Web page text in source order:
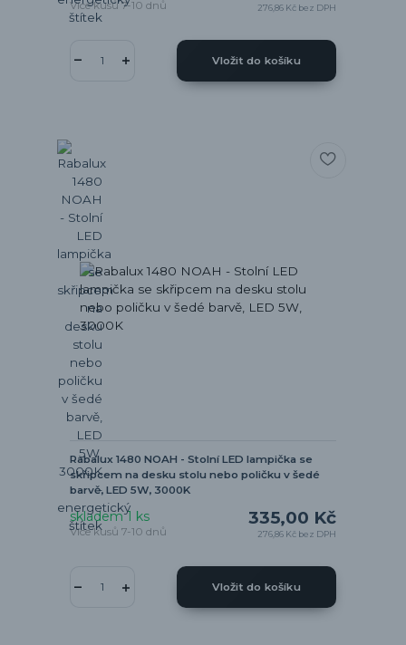
276,86 Kč bez DPH
Více kusů 7-10 dnů
Vložit do košíku
Rabalux 1480 NOAH - Stolní LED lampička se
skřipcem na desku stolu nebo poličku v šedé
barvě, LED 5W, 3000K
335,00 Kč
276,86 Kč bez DPH
skladem 1 ks
Více kusů 7-10 dnů
Vložit do košíku